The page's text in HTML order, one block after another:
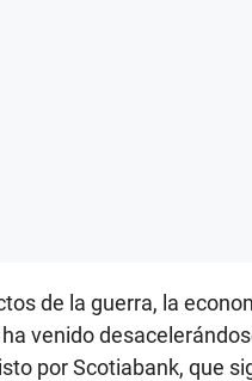
de la guerra, la
venido
por Scotiabank, que